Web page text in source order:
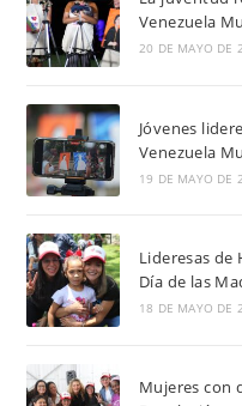
Venezuela
20 DE MAYO DE
Jóvenes
Venezuela
19 DE MAYO DE
Lideresas de
Día de las
18 DE MAYO DE
Mujeres con